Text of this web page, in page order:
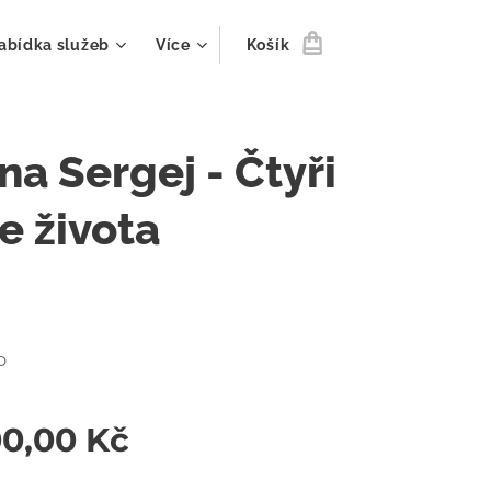
služeb Více Košík
Sergej - Čtyři
života
Kč